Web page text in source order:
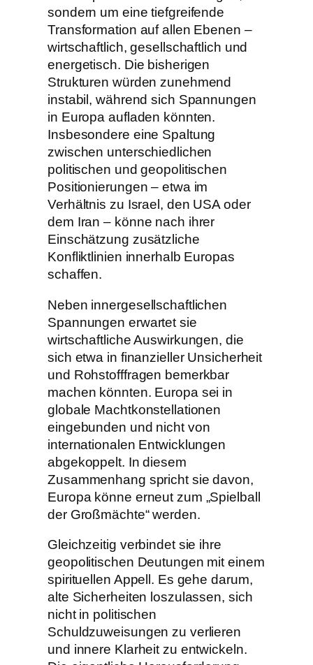
sondern um eine tiefgreifende
Transformation auf allen Ebenen –
wirtschaftlich, gesellschaftlich und
energetisch. Die bisherigen
Strukturen würden zunehmend
instabil, während sich Spannungen
in Europa aufladen könnten.
Insbesondere eine Spaltung
zwischen unterschiedlichen
politischen und geopolitischen
Positionierungen – etwa im
Verhältnis zu Israel, den USA oder
dem Iran – könne nach ihrer
Einschätzung zusätzliche
Konfliktlinien innerhalb Europas
schaffen.
Neben innergesellschaftlichen
Spannungen erwartet sie
wirtschaftliche Auswirkungen, die
sich etwa in finanzieller Unsicherheit
und Rohstofffragen bemerkbar
machen könnten. Europa sei in
globale Machtkonstellationen
eingebunden und nicht von
internationalen Entwicklungen
abgekoppelt. In diesem
Zusammenhang spricht sie davon,
Europa könne erneut zum „Spielball
der Großmächte“ werden.
Gleichzeitig verbindet sie ihre
geopolitischen Deutungen mit einem
spirituellen Appell. Es gehe darum,
alte Sicherheiten loszulassen, sich
nicht in politischen
Schuldzuweisungen zu verlieren
und innere Klarheit zu entwickeln.